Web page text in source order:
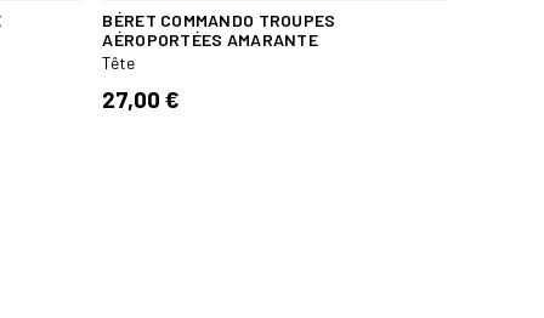
BÉRET COMMANDO TROUPES
AÉROPORTÉES AMARANTE
Tête
27,00 €